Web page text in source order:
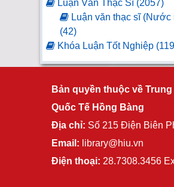
Luận Văn Thạc Sĩ (2057)
Luận văn thạc sĩ (Nước
(42)
Khóa Luận Tốt Nghiệp
Luận Văn Tốt Nghiệp (61)
Luận án tiến sĩ (11)
Nghiên cứu khoa học (79)
Nhật Bản (2484)
Hàn Quốc (1866)
Trung Quốc (100)
Bản quyền thuộc về
Quốc Tế Hồng Bàng
Địa chỉ: Số 215 Điện Biên
Email: library@hiu.vn
Điện thoại: 28.7308.3456